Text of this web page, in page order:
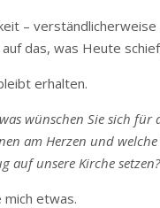
– verständlicherweise
das, was Heute
erhalten.
wünschen Sie sich für
am Herzen und
auf unsere Kirche setzen?
mich etwas.